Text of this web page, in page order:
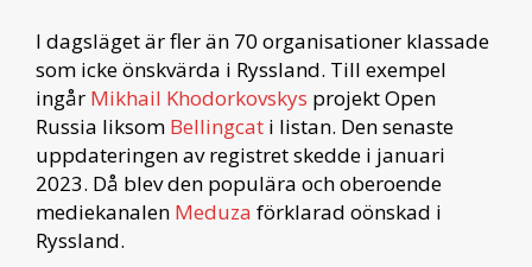
I dagsläget är fler än 70 organisationer klassade
som icke önskvärda i Ryssland. Till exempel
ingår Mikhail Khodorkovskys projekt Open
Russia liksom Bellingcat i listan. Den senaste
uppdateringen av registret skedde i januari
2023. Då blev den populära och oberoende
mediekanalen Meduza förklarad oönskad i
Ryssland.